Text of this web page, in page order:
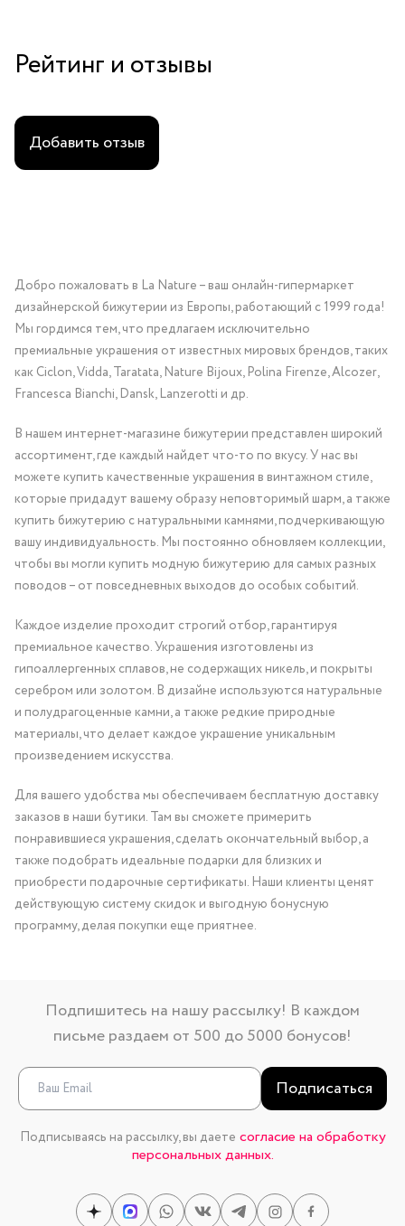
Рейтинг и отзывы
Добавить отзыв
Добро пожаловать в La Nature – ваш онлайн-гипермаркет
дизайнерской бижутерии из Европы, работающий с 1999 года!
Мы гордимся тем, что предлагаем исключительно
премиальные украшения от известных мировых брендов, таких
как Ciclon, Vidda, Taratata, Nature Bijoux, Polina Firenze, Alcozer,
Francesca Bianchi, Dansk, Lanzerotti и др.
В нашем интернет-магазине бижутерии представлен широкий
ассортимент, где каждый найдет что-то по вкусу. У нас вы
можете купить качественные украшения в винтажном стиле,
которые придадут вашему образу неповторимый шарм, а также
купить бижутерию с натуральными камнями, подчеркивающую
вашу индивидуальность. Мы постоянно обновляем коллекции,
чтобы вы могли купить модную бижутерию для самых разных
поводов – от повседневных выходов до особых событий.
Каждое изделие проходит строгий отбор, гарантируя
премиальное качество. Украшения изготовлены из
гипоаллергенных сплавов, не содержащих никель, и покрыты
серебром или золотом. В дизайне используются натуральные
и полудрагоценные камни, а также редкие природные
материалы, что делает каждое украшение уникальным
произведением искусства.
Для вашего удобства мы обеспечиваем бесплатную доставку
заказов в наши бутики. Там вы сможете примерить
понравившиеся украшения, сделать окончательный выбор, а
также подобрать идеальные подарки для близких и
приобрести подарочные сертификаты. Наши клиенты ценят
действующую систему скидок и выгодную бонусную
программу, делая покупки еще приятнее.
Подпишитесь на нашу рассылку! В каждом
письме раздаем от 500 до 5000 бонусов!
Подписаться
Подписываясь на рассылку, вы даете согласие на обработку
персональных данных.